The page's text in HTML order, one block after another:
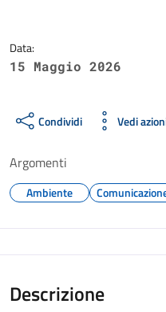
Data:
15 Maggio 2026
Condividi Vedi
Argomenti
Ambiente
Descrizione